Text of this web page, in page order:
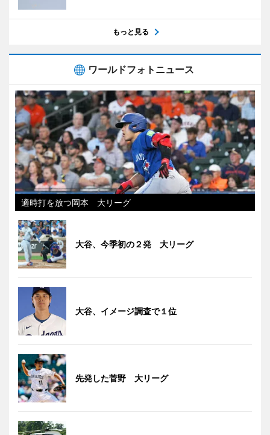
もっと見る
ワールドフォトニュース
適時打を放つ岡本 大リーグ
大谷、今季初の２発 大リーグ
大谷、イメージ調査で１位
先発した菅野 大リーグ